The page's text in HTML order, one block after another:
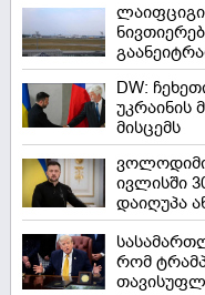
DW:
უკრაინის
მისცემს
ივლისში
დაიღუპა
რომ